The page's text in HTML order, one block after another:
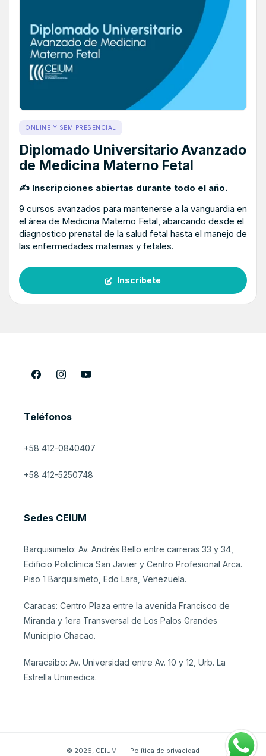
ONLINE Y SEMIPRESENCIAL
Diplomado Universitario Avanzado
de Medicina Materno Fetal
✍ Inscripciones abiertas durante todo el año.
9 cursos avanzados para mantenerse a la vanguardia en
el área de Medicina Materno Fetal, abarcando desde el
diagnostico prenatal de la salud fetal hasta el manejo de
las enfermedades maternas y fetales.
Inscríbete
FacebookInstagramYouTube
Teléfonos
+58 412-0840407
+58 412-5250748
Sedes CEIUM
Barquisimeto: Av. Andrés Bello entre carreras 33 y 34,
Edificio Policlínica San Javier y Centro Profesional Arca.
Piso 1 Barquisimeto, Edo Lara, Venezuela.
Caracas: Centro Plaza entre la avenida Francisco de
Miranda y 1era Transversal de Los Palos Grandes
Municipio Chacao.
Maracaibo: Av. Universidad entre Av. 10 y 12, Urb. La
Estrella Unimedica.
© 2026, CEIUM Política de privacidad